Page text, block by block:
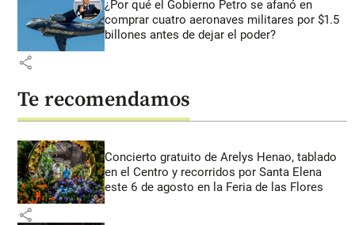
¿Por qué el Gobierno Petro se afanó en
comprar cuatro aeronaves militares por $1.5
billones antes de dejar el poder?
share
Te recomendamos
Concierto gratuito de Arelys Henao, tablado
en el Centro y recorridos por Santa Elena
este 6 de agosto en la Feria de las Flores
share